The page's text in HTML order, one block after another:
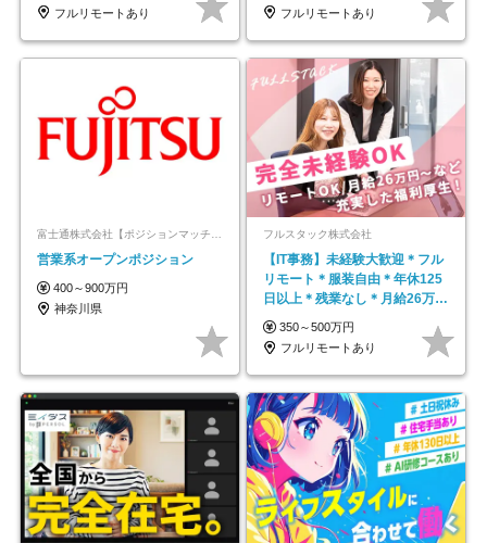
フルリモートあり
フルリモートあり
富士通株式会社【ポジションマッチ登録】
営業系オープンポジション
400～900万円
神奈川県
フルスタック株式会社
【IT事務】未経験大歓迎＊フル
リモート＊服装自由＊年休125
日以上＊残業なし＊月給26万円
以上
350～500万円
フルリモートあり